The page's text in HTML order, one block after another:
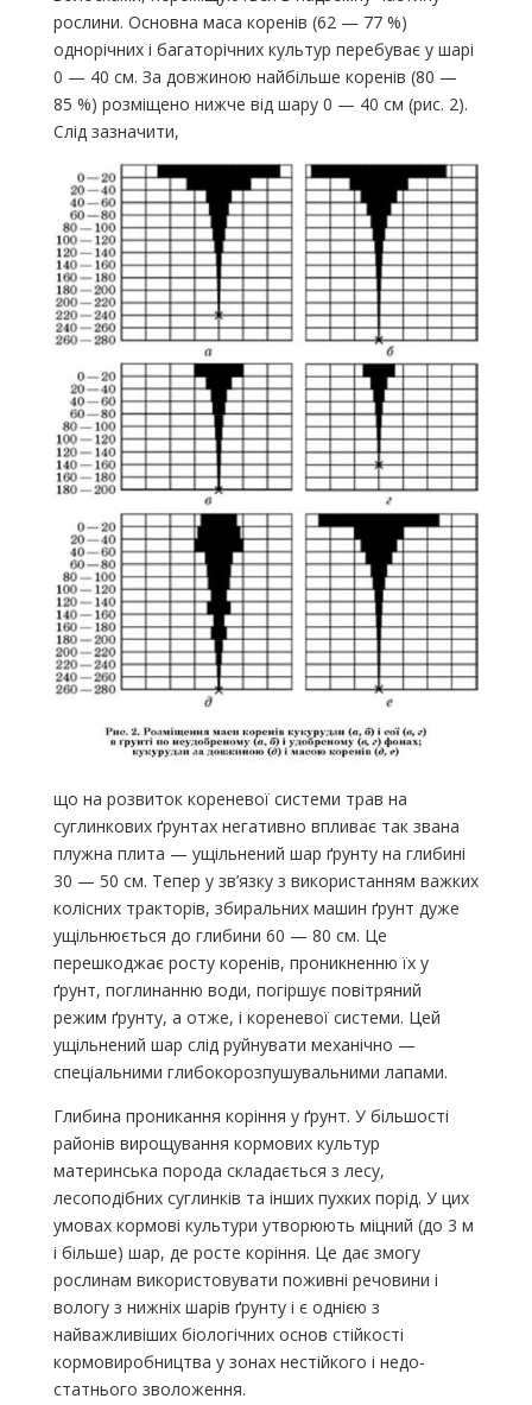
рослини. Основна маса коренів (62 — 77 %)
однорічних і багаторічних культур перебуває у шарі
0 — 40 см. За довжиною найбільше коренів (80 —
85 %) розміщено нижче від шару 0 — 40 см (рис. 2).
Слід зазначити,
що на розвиток кореневої системи трав на
суглинкових ґрунтах нега­тивно впливає так звана
плужна плита — ущільнений шар ґрунту на глибині
30 — 50 см. Тепер у зв’язку з використанням важких
колісних тракторів, збиральних машин ґрунт дуже
ущільнюється до глибини 60 — 80 см. Це
перешкоджає росту коренів, проникненню їх у
ґрунт, поглинанню води, погіршує повітряний
режим ґрунту, а отже, і коре­невої системи. Цей
ущільнений шар слід руйнувати механічно —
спеціальними глибокорозпушувальними лапами.
Глибина проникання коріння у ґрунт. У більшості
районів вирощування кормових культур
материнська порода складається з лесу,
лесоподібних суглинків та інших пухких порід. У цих
умовах кормові культури утворюють міцний (до 3 м
і більше) шар, де росте коріння. Це дає змогу
рослинам використовувати поживні речовини і
вологу з нижніх шарів ґрунту і є однією з
найважливіших біологі­чних основ стійкості
кормовиробництва у зонах нестійкого і недо­
статнього зволоження.